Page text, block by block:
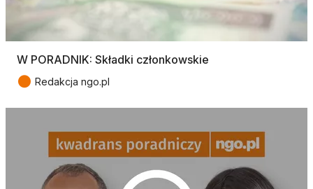
W PORADNIK: Składki członkowskie
● Redakcja ngo.pl